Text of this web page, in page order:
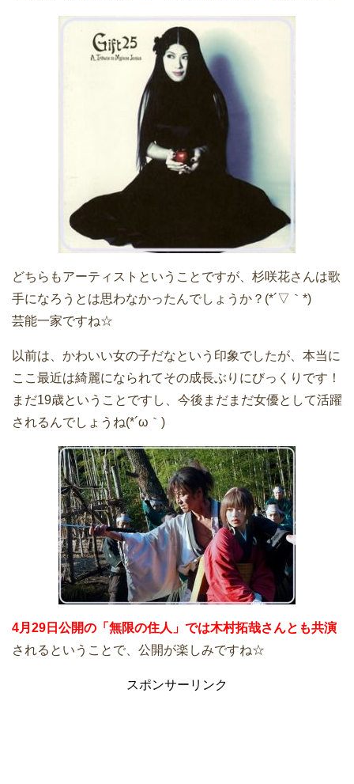
どちらもアーティストということですが、杉咲花さんは歌
手になろうとは思わなかったんでしょうか？(*´▽｀*)
芸能一家ですね☆
以前は、かわいい女の子だなという印象でしたが、本当に
ここ最近は綺麗になられてその成長ぶりにびっくりです！
まだ19歳ということですし、今後まだまだ女優として活躍
されるんでしょうね(*´ω｀)
4月29日公開の「無限の住人」では木村拓哉さんとも共演
されるということで、公開が楽しみですね☆
スポンサーリンク